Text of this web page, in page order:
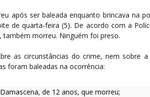
após ser baleada enquanto brincava na
de quarta-feira (5). De acordo com a
morreu. Ninguém foi preso.
as circunstâncias do crime, nem sobre
foram baleadas na ocorrência:
de 12 anos, que morreu;